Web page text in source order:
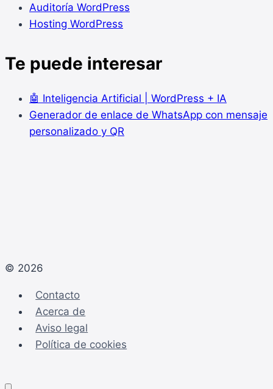
Auditoría WordPress
Hosting WordPress
Te puede interesar
🤖 Inteligencia Artificial | WordPress + IA
Generador de enlace de WhatsApp con mensaje
personalizado y QR
© 2026
Contacto
Acerca de
Aviso legal
Política de cookies